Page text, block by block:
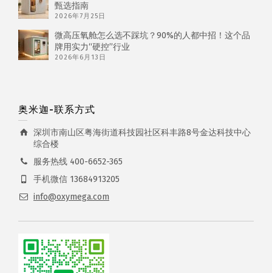
甄选指南
2026年7月25日
微高压氧舱怎么选不踩坑？90%的人都中招！这个品
牌用实力“硬控”行业
2026年6月13日
奥米迦-联系方式
深圳市南山区粤海街道科技园社区科丰路8号金达科技中心
综合楼
服务热线 400-6652-365
手机微信 13684913205
info@oxymega.com